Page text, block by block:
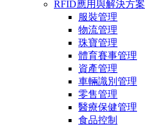
RFID應用與解決方案
服裝管理
物流管理
珠寶管理
體育賽事管理
資產管理
車輛識別管理
零售管理
醫療保健管理
食品控制